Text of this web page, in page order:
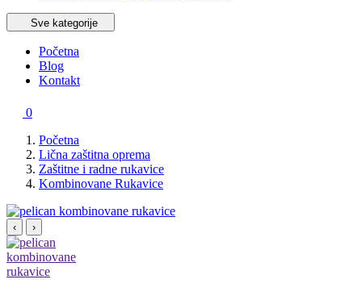
Sve kategorije
Početna
Blog
Kontakt
0
Početna
Lična zaštitna oprema
Zaštitne i radne rukavice
Kombinovane Rukavice
‹ ›